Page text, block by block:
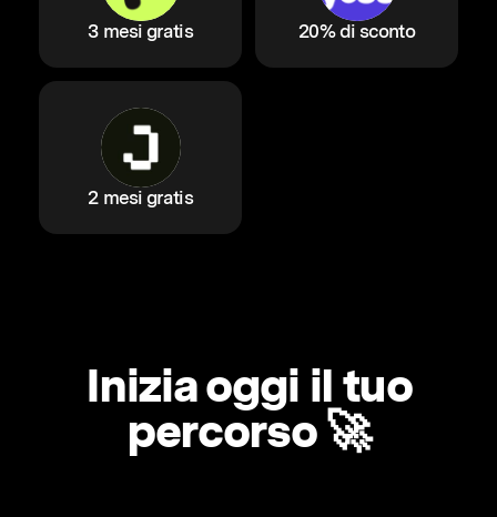
3 mesi gratis 20% di sconto
2 mesi gratis
Inizia oggi il tuo
percorso 🚀